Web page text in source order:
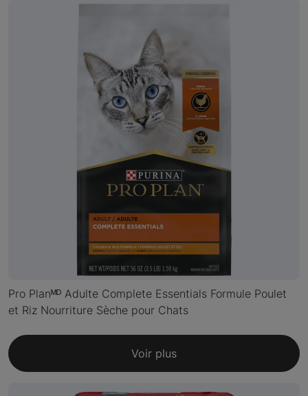
Pro Planᴹᴰ Adulte Complete Essentials Formule Poulet
et Riz Nourriture Sèche pour Chats
Voir plus